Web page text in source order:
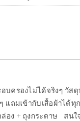
อบครองไม่ได้จริงๆ
แถมเข้ากับเสื้อผ้าได้
อง + ถุงกระดาษ สนใ